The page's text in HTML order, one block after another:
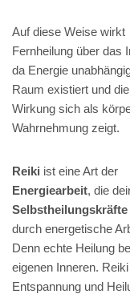
Auf diese Weise wirkt
Fernheilung über das
da Energie
Raum existiert und die
Wirkung sich als
Wahrnehmung zeigt.
Reiki ist eine Art der
Energiearbeit, die
Selbstheilungskräfte
durch energetische
Denn echte Heilung
eigenen Inneren.
Entspannung und